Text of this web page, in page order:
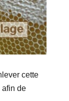
cette
afin de